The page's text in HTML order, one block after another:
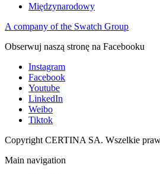
Międzynarodowy
A company of the Swatch Group
Obserwuj naszą stronę na Facebooku
Instagram
Facebook
Youtube
LinkedIn
Weibo
Tiktok
Copyright CERTINA SA. Wszelkie
Main navigation